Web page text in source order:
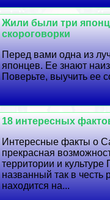
Жили были три
скороговорки
Перед вами одна из
японцев. Ее знают
Поверьте, выучить ее
18 интересных
Интересные факты о
прекрасная
территории и
названный так в
находится на...